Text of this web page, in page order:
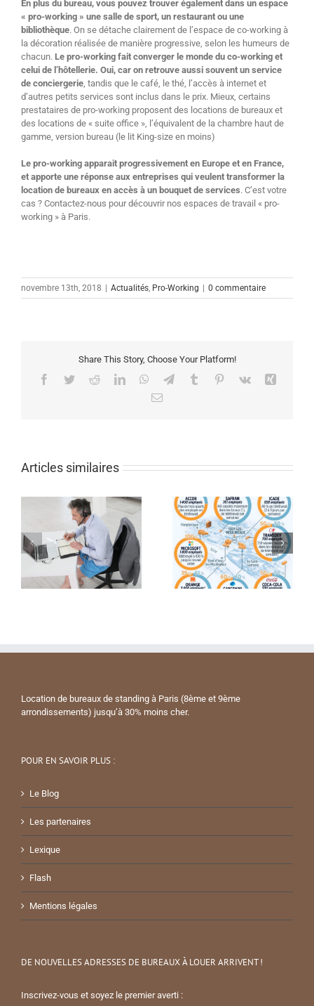
En plus du bureau, vous pouvez trouver également dans un espace
« pro-working » une salle de sport, un restaurant ou une
bibliothèque. On se détache clairement de l’espace de co-working à
la décoration réalisée de manière progressive, selon les humeurs de
chacun. Le pro-working fait converger le monde du co-working et
celui de l’hôtellerie. Oui, car on retrouve aussi souvent un service
de conciergerie , tandis que le café, le thé, l’accès à internet et
d’autres petits services sont inclus dans le prix. Mieux, certains
prestataires de pro-working proposent des locations de bureaux et
des locations de « suite office », l’équivalent de la chambre haut de
gamme, version bureau (le lit King-size en moins)
Le pro-working apparait progressivement en Europe et en France,
et apporte une réponse aux entreprises qui veulent transformer la
location de bureaux en accès à un bouquet de services. C’est votre
cas ? Contactez-nous pour découvrir nos espaces de travail « pro-
working » à Paris.
novembre 13th, 2018 | Actualités Pro-Working | 0 commentaire
Share This Story, Choose Your Platform!
Facebook
TwitterRedditLinkedInWhatsApp
TelegramTumblr Pinterest
Vk
Email
Articles similaires
Location de bureaux de standing à Paris (8ème et 9ème
arrondissements) jusqu’à 30% moins cher.
POUR EN SAVOIR PLUS :
Le Blog
Les partenaires
Lexique
Flash
Mentions légales
DE NOUVELLES ADRESSES DE BUREAUX À LOUER ARRIVENT !
Inscrivez-vous et soyez le premier averti :